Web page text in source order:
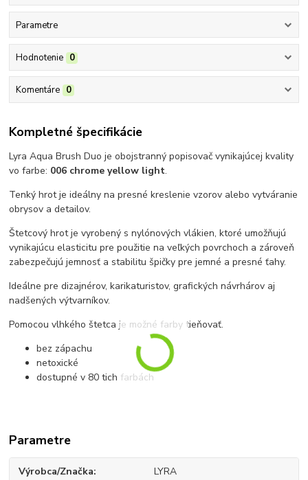
Parametre
Hodnotenie 0
Komentáre 0
Kompletné špecifikácie
Lyra Aqua Brush Duo je obojstranný popisovač vynikajúcej kvality
vo farbe: 006 chrome yellow light.
Tenký hrot je ideálny na presné kreslenie vzorov alebo vytváranie
obrysov a detailov.
Štetcový hrot je vyrobený s nylónových vlákien, ktoré umožňujú
vynikajúcu elasticitu pre použitie na veľkých povrchoch a zároveň
zabezpečujú jemnosť a stabilitu špičky pre jemné a presné ťahy.
Ideálne pre dizajnérov, karikaturistov, grafických návrhárov aj
nadšených výtvarníkov.
Pomocou vlhkého štetca je možné farby tieňovať.
bez zápachu
netoxické
dostupné v 80 tich farbách
Parametre
Výrobca/Značka LYRA